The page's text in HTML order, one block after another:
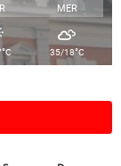
MER
°C 35/18°C